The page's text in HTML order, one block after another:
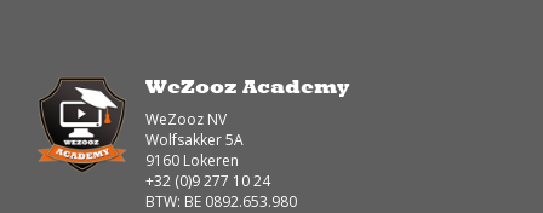
WeZooz Academy
WeZooz NV
Wolfsakker 5A
9160 Lokeren
+32 (0)9 277 10 24
BTW: BE 0892.653.980